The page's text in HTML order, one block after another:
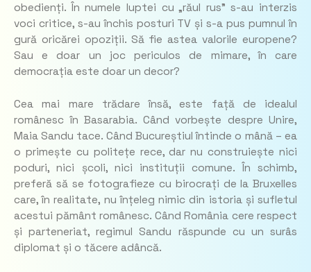
obedienți. În numele luptei cu „răul rus” s-au interzis
voci critice, s-au închis posturi TV și s-a pus pumnul în
gură oricărei opoziții. Să fie astea valorile europene?
Sau e doar un joc periculos de mimare, în care
democrația este doar un decor?
Cea mai mare trădare însă, este față de idealul
românesc în Basarabia. Când vorbește despre Unire,
Maia Sandu tace. Când Bucureștiul întinde o mână – ea
o primește cu politețe rece, dar nu construiește nici
poduri, nici școli, nici instituții comune. În schimb,
preferă să se fotografieze cu birocrați de la Bruxelles
care, în realitate, nu înțeleg nimic din istoria și sufletul
acestui pământ românesc. Când România cere respect
și parteneriat, regimul Sandu răspunde cu un surâs
diplomat și o tăcere adâncă.